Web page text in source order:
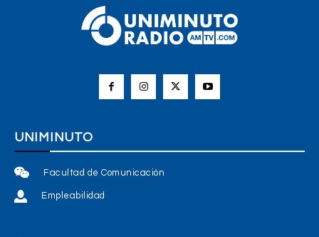
UNIMINUTO
Facultad de Comunicación
Empleabilidad